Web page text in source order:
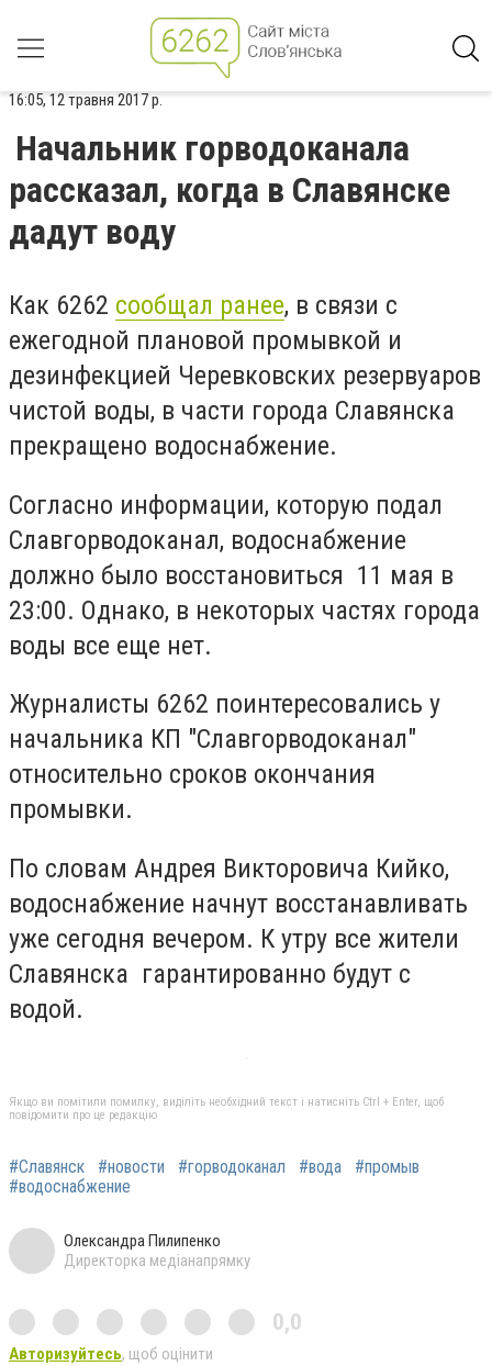
16:05, 12 травня 2017 р.
Начальник горводоканала
рассказал, когда в Славянске
дадут воду
Как 6262 сообщал ранее, в связи с
ежегодной плановой промывкой и
дезинфекцией Черевковских резервуаров
чистой воды, в части города Славянска
прекращено водоснабжение.
Согласно информации, которую подал
Славгорводоканал, водоснабжение
должно было восстановиться 11 мая в
23:00. Однако, в некоторых частях города
воды все еще нет.
Журналисты 6262 поинтересовались у
начальника КП "Славгорводоканал"
относительно сроков окончания
промывки.
По словам Андрея Викторовича Кийко,
водоснабжение начнут восстанавливать
уже сегодня вечером. К утру все жители
Славянска гарантированно будут с
водой.
Якщо ви помітили помилку, виділіть необхідний текст і натисніть Ctrl + Enter, щоб
повідомити про це редакцію
#Славянск #новости #горводоканал #вода
#промыв
#водоснабжение
Олександра Пилипенко
Директорка медіанапрямку
0,0
Авторизуйтесь, щоб оцінити